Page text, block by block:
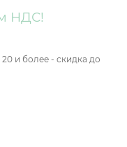
НДС!
и более - скидка до